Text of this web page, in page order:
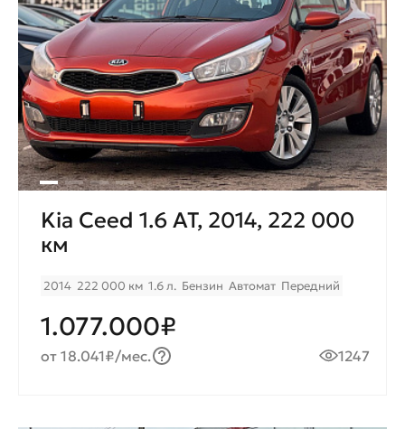
Kia Ceed 1.6 AT, 2014, 222 000
км
2014 222 000 км 1.6 л. Бензин Автомат Передний
1.077.000₽
от 18.041₽/мес. 1247